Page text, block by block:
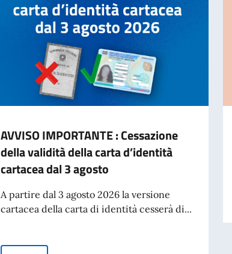
AVVISO IMPORTANTE : Cessazione
della validità della carta d’identità
cartacea dal 3 agosto
A partire dal 3 agosto 2026 la versione
cartacea della carta di identità cesserà di...